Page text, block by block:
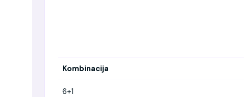
Kombinacija
6+1